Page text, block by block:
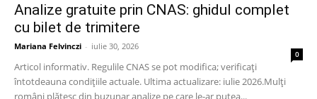
Analize gratuite prin CNAS: ghidul complet
cu bilet de trimitere
Mariana Felvinczi - iulie 30, 2026
0
Articol informativ. Regulile CNAS se pot modifica; verificați
întotdeauna condițiile actuale. Ultima actualizare: iulie 2026.Mulți
români plătesc din buzunar analize pe care le-ar putea...